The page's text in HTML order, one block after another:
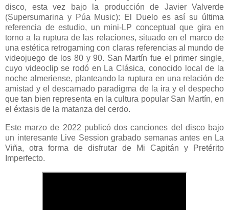
disco, esta vez bajo la producción de Javier Valverde
(Supersumarina y Púa Music): El Duelo es así su última
referencia de estudio, un mini-LP conceptual que gira en
torno a la ruptura de las relaciones, situado en el marco de
una estética retrogaming con claras referencias al mundo de
videojuego de los 80 y 90. San Martín fue el primer single,
cuyo videoclip se rodó en La Clásica, conocido local de la
noche almeriense, planteando la ruptura en una relación de
amistad y el descarnado paradigma de la ira y el despecho
que tan bien representa en la cultura popular San Martín, en
el éxtasis de la matanza del cerdo.
Este marzo de 2022 publicó dos canciones del disco bajo
un interesante Live Session grabado semanas antes en La
Viña, otra forma de disfrutar de Mi Capitán y Pretérito
Imperfecto.